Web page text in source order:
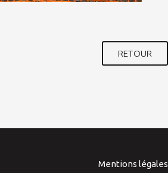
RETOUR
Mentions légales